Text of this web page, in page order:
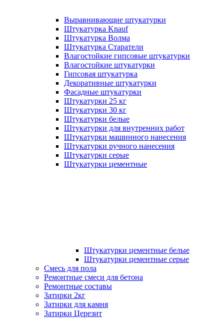
Выравнивающие штукатурки
Штукатурка Knauf
Штукатурка Волма
Штукатурка Старатели
Влагостойкие гипсовые штукатурки
Влагостойкие штукатурки
Гипсовая штукатурка
Декоративные штукатурки
Фасадные штукатурки
Штукатурки 25 кг
Штукатурки 30 кг
Штукатурки белые
Штукатурки для внутренних работ
Штукатурки машинного нанесения
Штукатурки ручного нанесения
Штукатурки серые
Штукатурки цементные
Штукатурки цементные белые
Штукатурки цементные серые
Смесь для пола
Ремонтные смеси для бетона
Ремонтные составы
Затирки 2кг
Затирки для камня
Затирки Церезит